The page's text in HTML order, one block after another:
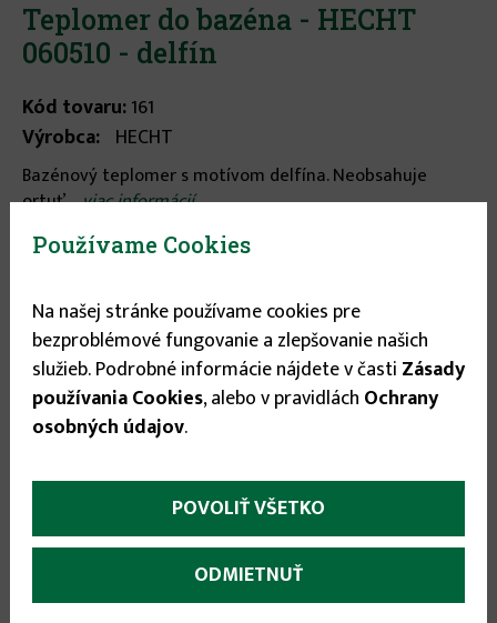
Teplomer do bazéna - HECHT
060510 - delfín
Kód tovaru:161
Výrobca: HECHT
Bazénový teplomer s motívom delfína. Neobsahuje
ortuť. ...viac informácií
Expedícia do:
1-3 dní
7.15 €
Používame Cookies
Na našej stránke používame cookies pre
bezproblémové fungovanie a zlepšovanie našich
služieb. Podrobné informácie nájdete v časti Zásady
používania Cookies, alebo v pravidlách Ochrany
osobných údajov.
POVOLIŤ VŠETKO
ODMIETNUŤ